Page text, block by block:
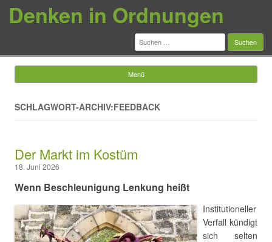
Denken in Ordnungen
Suchen
nach:
Menü
SCHLAGWORT-ARCHIV:FEEDBACK
Der Markt im Kostüm
18. Juni 2026
Wenn Beschleunigung Lenkung heißt
Institutioneller
Verfall kündigt
sich selten